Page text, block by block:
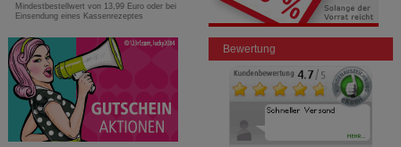
Mindestbestellwert von 13,99 Euro oder bei
Einsendung eines Kassenrezeptes
Bewertung